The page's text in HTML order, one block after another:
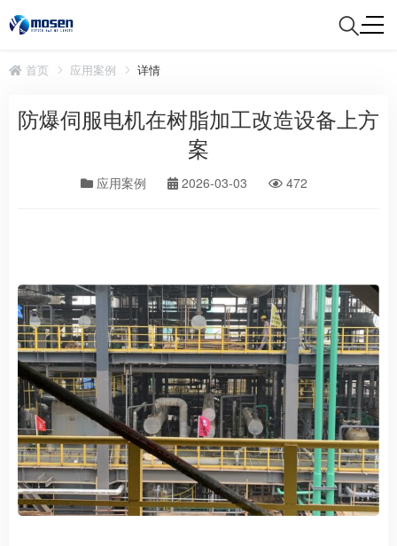
首页 应用案例 详情
防爆伺服电机在树脂加工改造设备上方
案
应用案例 2026-03-03 472